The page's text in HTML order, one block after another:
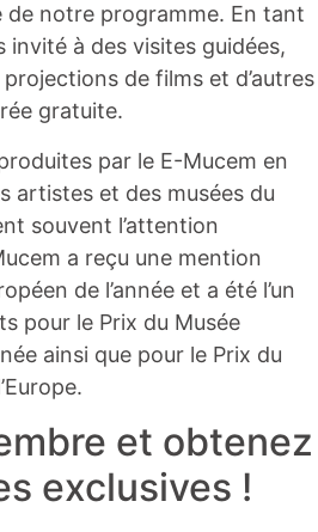
notre programme. En tant
invité à des visites guidées,
de films et d’autres
gratuite.
par le E-Mucem en
artistes et des musées du
souvent l’attention
a reçu une mention
de l’année et a été l’un
pour le Prix du Musée
ainsi que pour le Prix du
et obtenez
exclusives !